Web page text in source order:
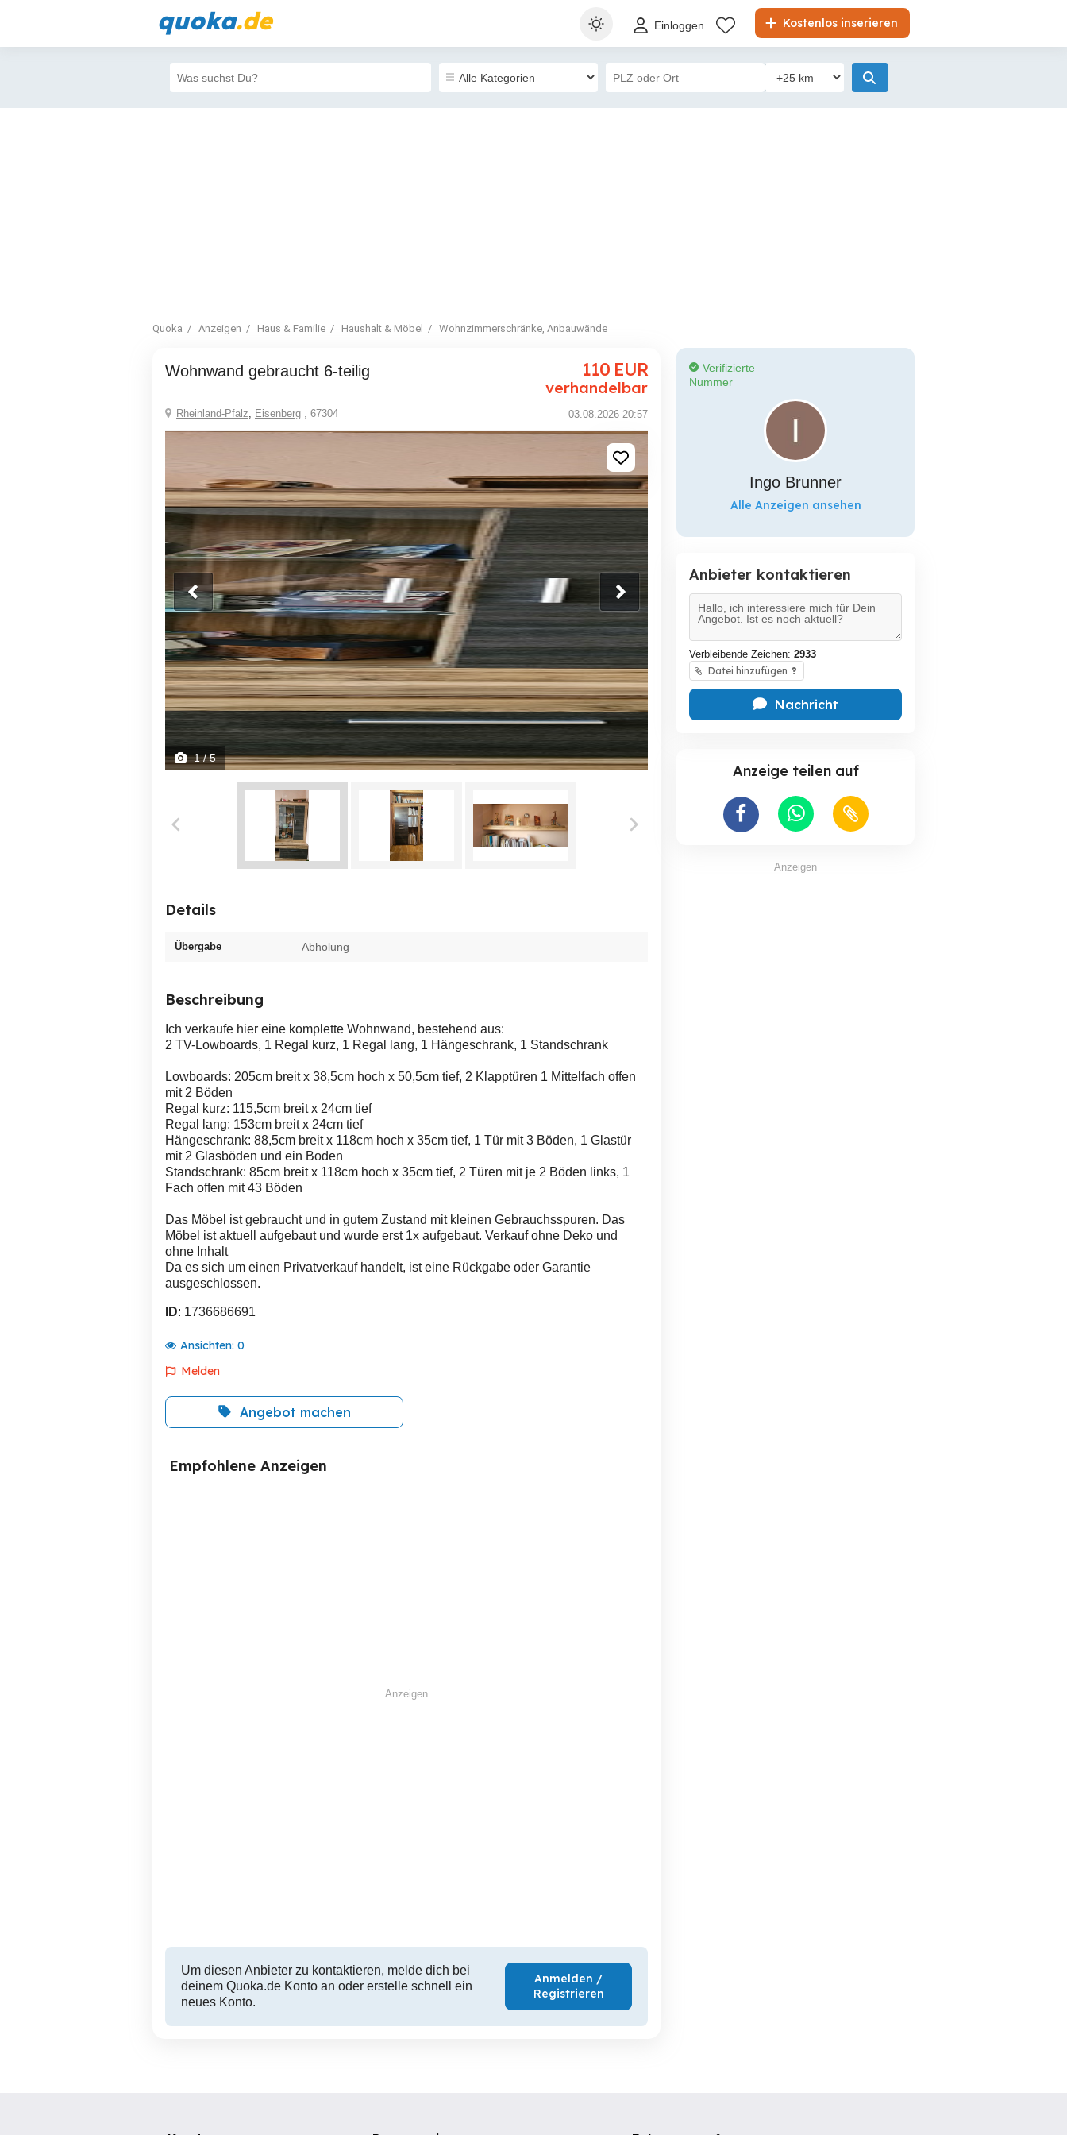
quoka.de Kostenlos inserieren
Einloggen
Quoka Anzeigen Haus & Familie Haushalt & Möbel Wohnzimmerschränke, Anbauwände
Wohnwand gebraucht 6-teilig 110 EUR
verhandelbar
Rheinland-Pfalz, Eisenberg , 67304 03.08.2026 20:57
1/ 5
Details
Übergabe Abholung
Beschreibung
Ich verkaufe hier eine komplette Wohnwand, bestehend aus:
2 TV-Lowboards, 1 Regal kurz, 1 Regal lang, 1 Hängeschrank, 1 Standschrank
Lowboards: 205cm breit x 38,5cm hoch x 50,5cm tief, 2 Klapptüren 1 Mittelfach offen
mit 2 Böden
Regal kurz: 115,5cm breit x 24cm tief
Regal lang: 153cm breit x 24cm tief
Hängeschrank: 88,5cm breit x 118cm hoch x 35cm tief, 1 Tür mit 3 Böden, 1 Glastür
mit 2 Glasböden und ein Boden
Standschrank: 85cm breit x 118cm hoch x 35cm tief, 2 Türen mit je 2 Böden links, 1
Fach offen mit 43 Böden
Das Möbel ist gebraucht und in gutem Zustand mit kleinen Gebrauchsspuren. Das
Möbel ist aktuell aufgebaut und wurde erst 1x aufgebaut. Verkauf ohne Deko und
ohne Inhalt
Da es sich um einen Privatverkauf handelt, ist eine Rückgabe oder Garantie
ausgeschlossen.
ID: 1736686691
Ansichten: 0
Melden
Angebot machen
Empfohlene Anzeigen
Anzeigen
Um diesen Anbieter zu kontaktieren, melde dich bei
deinem Quoka.de Konto an oder erstelle schnell ein
neues Konto.
Anmelden /
Registrieren
Verifizierte
Nummer
Ingo Brunner
Alle Anzeigen ansehen
Anbieter kontaktieren
Verbleibende Zeichen: 2933
Datei hinzufügen ?
Nachricht
Anzeige teilen auf
Anzeigen